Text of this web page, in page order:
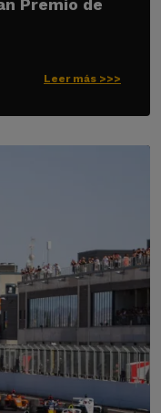
Premio de
Leer más >>>